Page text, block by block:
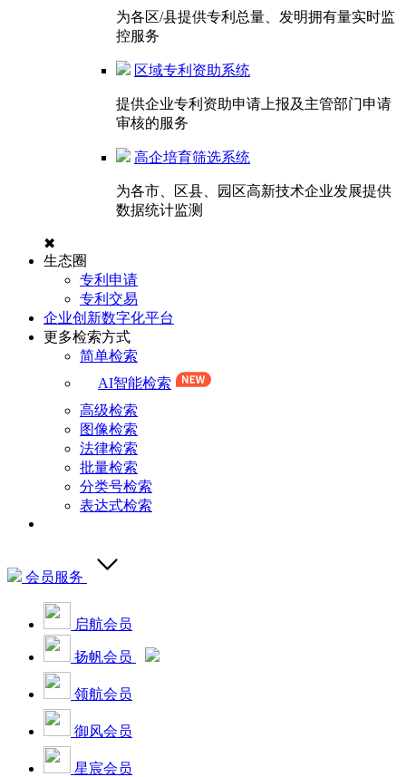
为各区/县提供专利总量、发明拥有量实时监
控服务
区域专利资助系统
提供企业专利资助申请上报及主管部门申请
审核的服务
高企培育筛选系统
为各市、区县、园区高新技术企业发展提供
数据统计监测
✖
生态圈
专利申请
专利交易
企业创新数字化平台
更多检索方式
简单检索
AI智能检索
高级检索
图像检索
法律检索
批量检索
分类号检索
表达式检索
会员服务
启航会员
扬帆会员
领航会员
御风会员
星宸会员